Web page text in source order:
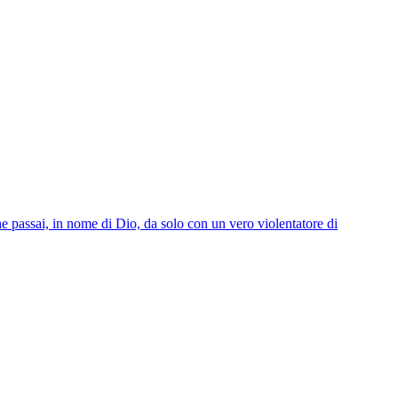
passai, in nome di Dio, da solo con un vero violentatore di